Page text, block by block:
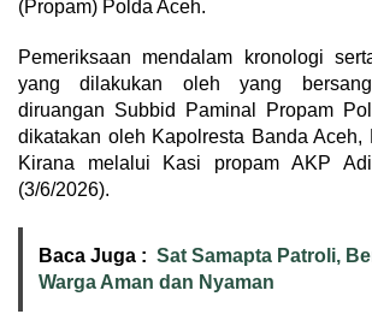
(Propam) Polda Aceh.
Pemeriksaan mendalam kronologi
yang dilakukan oleh yang
diruangan Subbid Paminal Propam
dikatakan oleh Kapolresta Banda Aceh,
Kirana melalui Kasi propam AKP
(3/6/2026).
Baca Juga : Sat Samapta Patroli,
Warga Aman dan Nyaman